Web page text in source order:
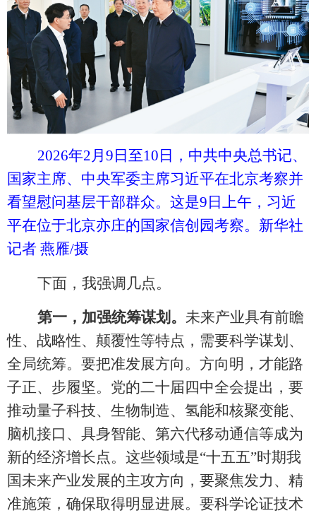
2026年2月9日至10日，中共中央总书记、
国家主席、中央军委主席习近平在北京考察并
看望慰问基层干部群众。这是9日上午，习近
平在位于北京亦庄的国家信创园考察。新华社
记者 燕雁/摄
下面，我强调几点。
第一，加强统筹谋划。 未来产业具有前瞻
性、战略性、颠覆性等特点，需要科学谋划、
全局统筹。要把准发展方向。方向明，才能路
子正、步履坚。党的二十届四中全会提出，要
推动量子科技、生物制造、氢能和核聚变能、
脑机接口、具身智能、第六代移动通信等成为
新的经济增长点。这些领域是“十五五”时期我
国未来产业发展的主攻方向，要聚焦发力、精
准施策，确保取得明显进展。要科学论证技术